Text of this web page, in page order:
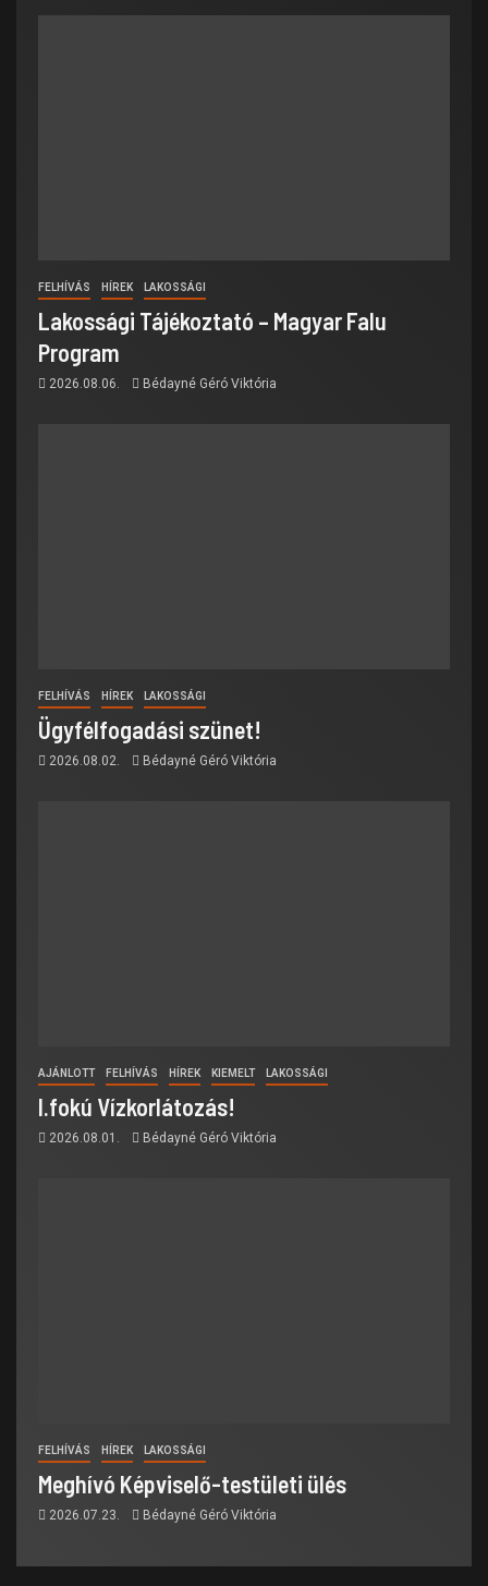
FELHÍVÁS HÍREK LAKOSSÁGI
Lakossági Tájékoztató – Magyar Falu
Program
2026.08.06. Bédayné Géró Viktória
FELHÍVÁS HÍREK LAKOSSÁGI
Ügyfélfogadási szünet!
2026.08.02. Bédayné Géró Viktória
AJÁNLOTT FELHÍVÁS HÍREK KIEMELT LAKOSSÁGI
I.fokú Vízkorlátozás!
2026.08.01. Bédayné Géró Viktória
FELHÍVÁS HÍREK LAKOSSÁGI
Meghívó Képviselő-testületi ülés
2026.07.23. Bédayné Géró Viktória